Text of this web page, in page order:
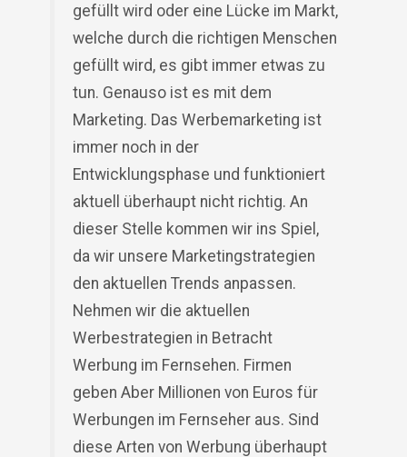
gefüllt wird oder eine Lücke im Markt,
welche durch die richtigen Menschen
gefüllt wird, es gibt immer etwas zu
tun. Genauso ist es mit dem
Marketing. Das Werbemarketing ist
immer noch in der
Entwicklungsphase und funktioniert
aktuell überhaupt nicht richtig. An
dieser Stelle kommen wir ins Spiel,
da wir unsere Marketingstrategien
den aktuellen Trends anpassen.
Nehmen wir die aktuellen
Werbestrategien in Betracht
Werbung im Fernsehen. Firmen
geben Aber Millionen von Euros für
Werbungen im Fernseher aus. Sind
diese Arten von Werbung überhaupt